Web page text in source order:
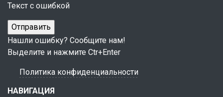
Текст с ошибкой
Нашли ошибку? Сообщите нам!
Выделите и нажмите Ctr+Enter
Политика конфиденциальности
НАВИГАЦИЯ